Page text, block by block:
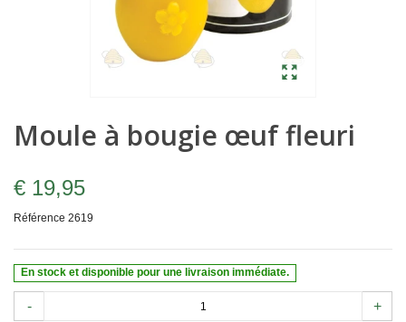
Moule à bougie œuf fleuri
€ 19,95
Référence 2619
En stock et disponible pour une livraison immédiate.
- +